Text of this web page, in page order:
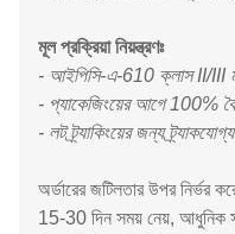
মূল প্রক্রিয়া নিয়ন্ত্রণঃ
- আইপিসি-এ-610 ক্লাস II/III
- প্যাকেজিংয়ের আগে 100%
- লট ট্র্যাকিংয়ের জন্য
অর্ডারের জটিলতার উপর নির্ভর
15-30 দিন সময় নেয়, আধুনিক